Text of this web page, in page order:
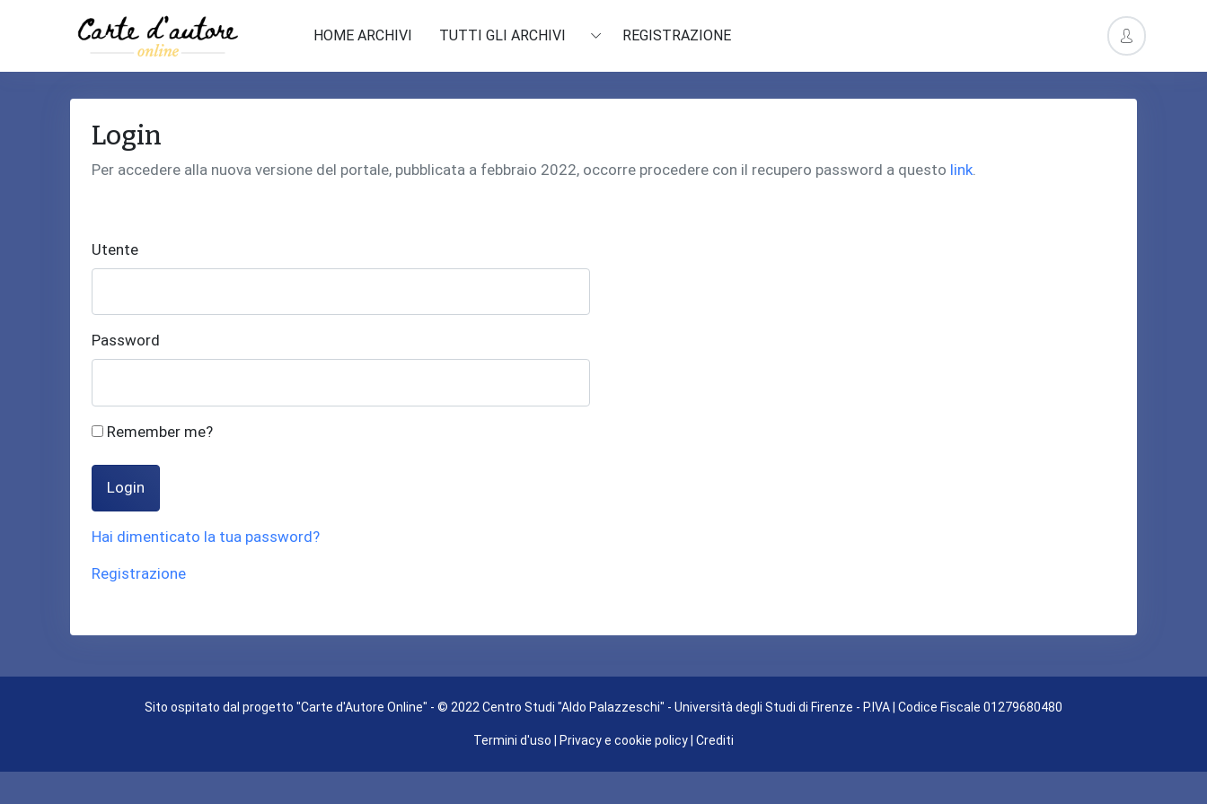
HOME ARCHIVI TUTTI GLI ARCHIVI REGISTRAZIONE
Login
Per accedere alla nuova versione del portale, pubblicata a febbraio 2022, occorre procedere con il recupero password a questo link.
Utente
Password
Remember me?
Login
Hai dimenticato la tua password?
Registrazione
Sito ospitato dal progetto "Carte d'Autore Online" - © 2022 Centro Studi "Aldo Palazzeschi" - Università degli Studi di Firenze - P.IVA | Codice Fiscale 01279680480
Termini d'uso Privacy e cookie policy Crediti